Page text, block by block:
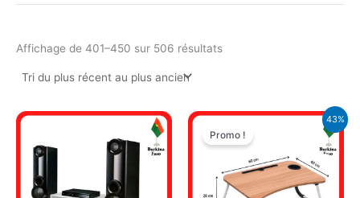
Affichage de 401–450 sur 506 résultats
43%
Promo !
Le
initial
14.900 CFA.
Le
8.500 CFA.